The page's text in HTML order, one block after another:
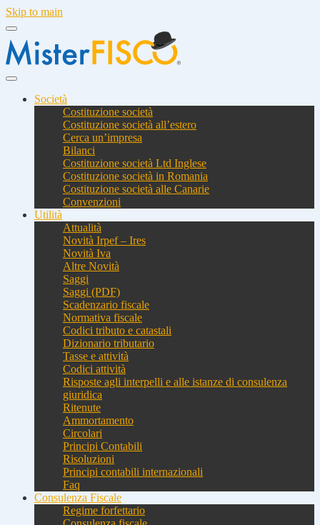
Skip to main
Società
Costituzione società
Costituzione società all’estero
Cerca un’impresa
Bilanci
Costituzione società Ltd Inglese
Costituzione società in Romania
Costituzione società alle Canarie
Convenzioni
Utilità
Attualità
Novità Irpef – Ires
Novità Iva
Altre Novità
Saggi
Saggi (PDF)
Scadenzario fiscale
Normativa fiscale
Codici tributo e catastali
Dizionario tributario
Tasse e attività
Codici attività
Risposte agli interpelli e alle istanze di consulenza
giuridica
Ritenute
Ammortamento
Circolari
Principi Contabili
Risoluzioni
Principi contabili internazionali
Faq
Consulenza Fiscale
Regime forfettario